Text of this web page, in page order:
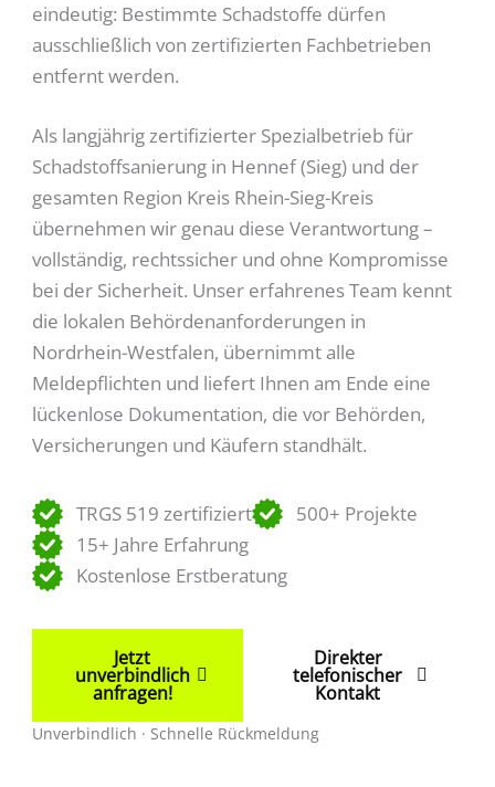
eindeutig: Bestimmte Schadstoffe dürfen
ausschließlich von zertifizierten Fachbetrieben
entfernt werden.
Als langjährig zertifizierter Spezialbetrieb für
Schadstoffsanierung in Hennef (Sieg) und der
gesamten Region Kreis Rhein-Sieg-Kreis
übernehmen wir genau diese Verantwortung –
vollständig, rechtssicher und ohne Kompromisse
bei der Sicherheit. Unser erfahrenes Team kennt
die lokalen Behördenanforderungen in
Nordrhein-Westfalen, übernimmt alle
Meldepflichten und liefert Ihnen am Ende eine
lückenlose Dokumentation, die vor Behörden,
Versicherungen und Käufern standhält.
TRGS 519 zertifiziert
500+ Projekte
15+ Jahre Erfahrung
Kostenlose Erstberatung
Jetzt
unverbindlich
anfragen!
Direkter
telefonischer
Kontakt
Unverbindlich · Schnelle Rückmeldung